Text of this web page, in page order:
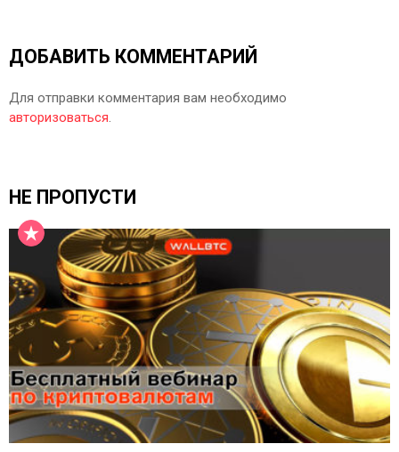
ДОБАВИТЬ КОММЕНТАРИЙ
Для отправки комментария вам необходимо
авторизоваться.
НЕ ПРОПУСТИ